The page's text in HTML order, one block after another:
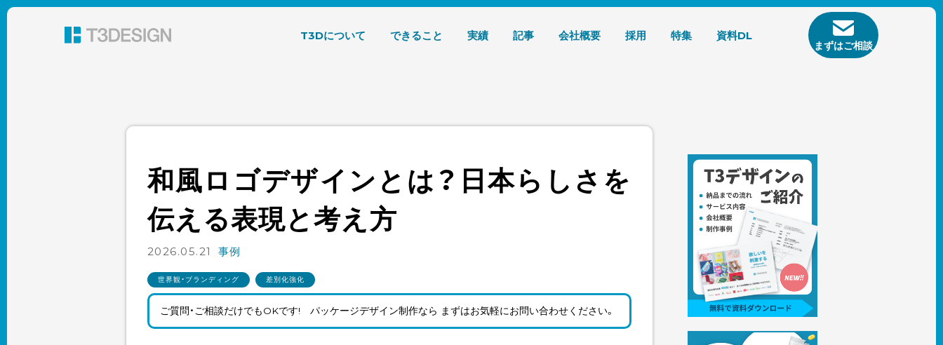
東京都渋谷のパッケージデザイン・グラフィックデザイン 株式会社T3デザイン
T3Dについて できること 実績 記事 会社概要 採用 特集 資料DL
まずはご相談
和風ロゴデザインとは？日本らしさを
伝える表現と考え方
2026.05.21 事例
世界観・ブランディング 差別化強化
ご質問・ご相談だけでもOKです! パッケージデザイン制作なら まずはお気軽にお問い合わせください。